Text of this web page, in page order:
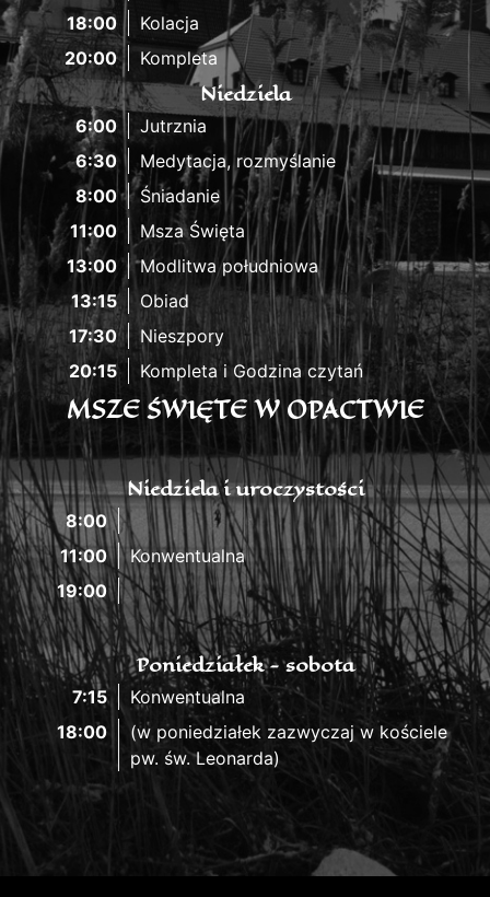
18:00
Kolacja
20:00
Kompleta
Niedziela
6:00
Jutrznia
6:30
Medytacja, rozmyślanie
8:00
Śniadanie
11:00
Msza Święta
13:00
Modlitwa południowa
13:15
Obiad
17:30
Nieszpory
20:15
Kompleta i Godzina czytań
MSZE ŚWIĘTE W OPACTWIE
Niedziela i uroczystości
8:00
11:00
Konwentualna
19:00
Poniedziałek - sobota
7:15
Konwentualna
18:00
(w poniedziałek zazwyczaj w kościele
pw. św. Leonarda)